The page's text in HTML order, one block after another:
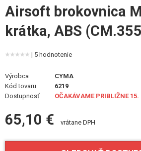
MASKOVANIE, FARBY, PÁSKY
VYSIELAČKY, HEADSETY, KAMERY
DOPLNKY K ZBRANIAM, POPRUHY
NÁHRADNÉ DIELY ZBRANÍ, UPGRADE
SERVIS A ÚDRŽBA ZBRANÍ
SEBAOBRANA, VÝCVIK, NOŽE
TERČE, STRELNICE
Airsoft brokovnica
krátka, ABS
| 5 hodnotenie
Výrobca
CYMA
Kód tovaru
6219
Dostupnosť
OČAKÁVAME PRIBLIŽNE 15.
65,10 € vrátane DPH